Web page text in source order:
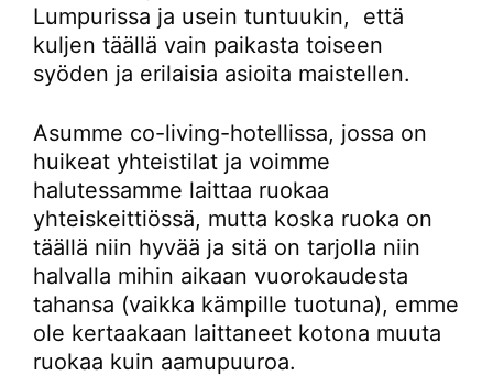
Lumpurissa ja usein tuntuukin, että
kuljen täällä vain paikasta toiseen
syöden ja erilaisia asioita maistellen.
Asumme co-living-hotellissa, jossa on
huikeat yhteistilat ja voimme
halutessamme laittaa ruokaa
yhteiskeittiössä, mutta koska ruoka on
täällä niin hyvää ja sitä on tarjolla niin
halvalla mihin aikaan vuorokaudesta
tahansa (vaikka kämpille tuotuna), emme
ole kertaakaan laittaneet kotona muuta
ruokaa kuin aamupuuroa.